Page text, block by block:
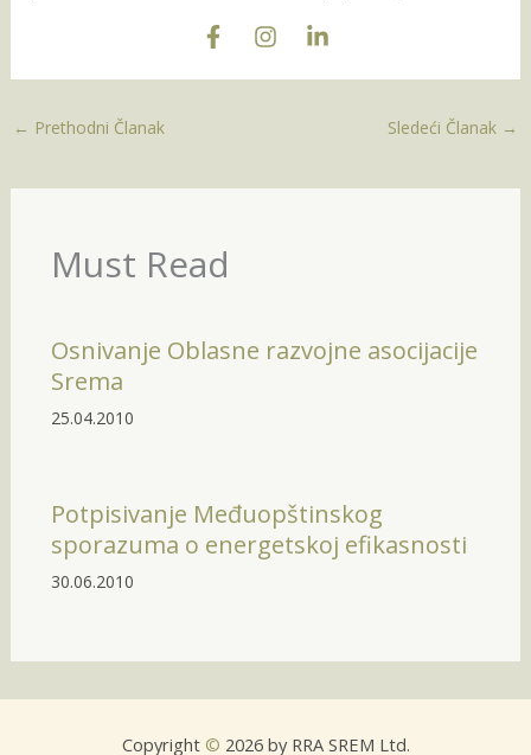
← Prethodni Članak Sledeći Članak →
Must Read
Osnivanje Oblasne razvojne asocijacije
Srema
25.04.2010
Potpisivanje Međuopštinskog
sporazuma o energetskoj efikasnosti
30.06.2010
Copyright © 2026 by RRA SREM Ltd.